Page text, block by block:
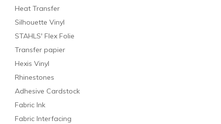
Heat Transfer
Silhouette Vinyl
STAHLS' Flex Folie
Transfer papier
Hexis Vinyl
Rhinestones
Adhesive Cardstock
Fabric Ink
Fabric Interfacing